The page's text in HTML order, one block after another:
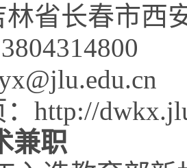
省长春市西
http://
兼职